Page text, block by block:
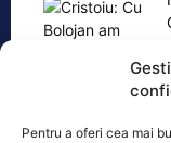
Pentru a oferi cea mai